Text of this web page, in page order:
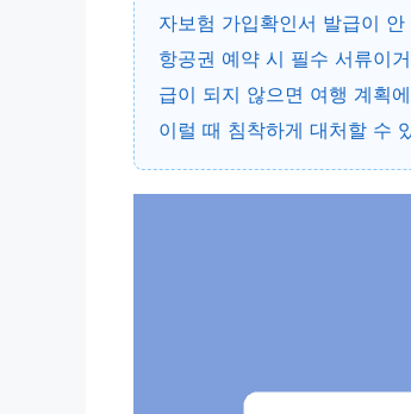
자보험 가입확인서 발급이 안
항공권 예약 시 필수 서류이
급이 되지 않으면 여행 계획
이럴 때 침착하게 대처할 수